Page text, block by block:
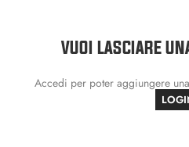
VUOI LASCIARE
Accedi per poter aggiungere